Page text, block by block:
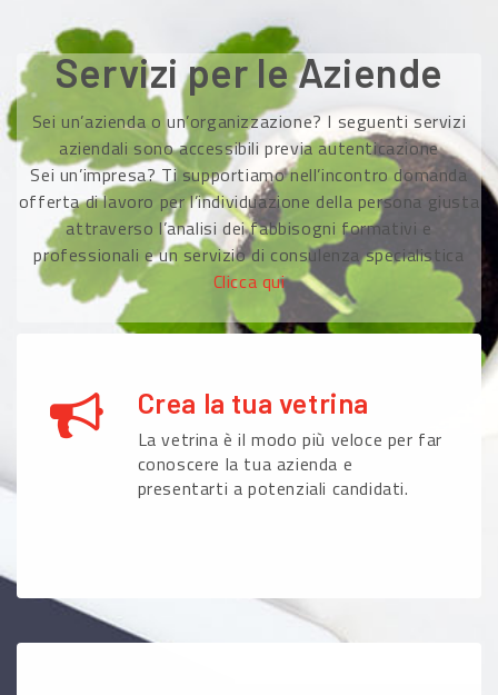
Servizi per le Aziende
Sei un’azienda o un’organizzazione? I seguenti servizi
aziendali sono accessibili previa autenticazione
Sei un’impresa? Ti supportiamo nell’incontro domanda
offerta di lavoro per l’individuazione della persona giusta
attraverso l’analisi dei fabbisogni formativi e
professionali e un servizio di consulenza specialistica
Clicca qui
Crea la tua vetrina
La vetrina è il modo più veloce per far
conoscere la tua azienda e
presentarti a potenziali candidati.